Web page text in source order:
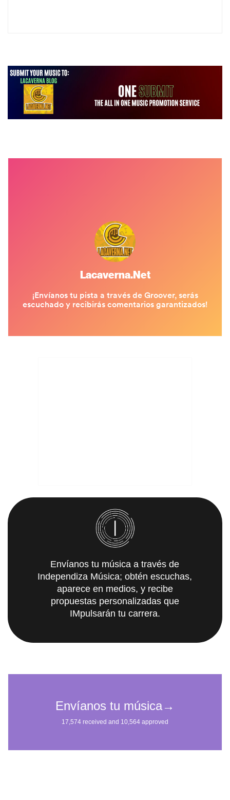
Envíanos tu música a través de
Independiza Música; obtén escuchas,
aparece en medios, y recibe
propuestas personalizadas que
IMpulsarán tu carrera.